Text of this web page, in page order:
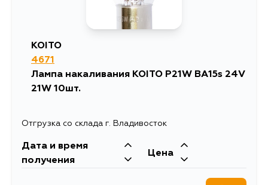
KOITO
4671
Лампа накаливания KOITO P21W BA15s 24V
21W 10шт.
Отгрузка со склада г. Владивосток
Дата и время
получения
Цена